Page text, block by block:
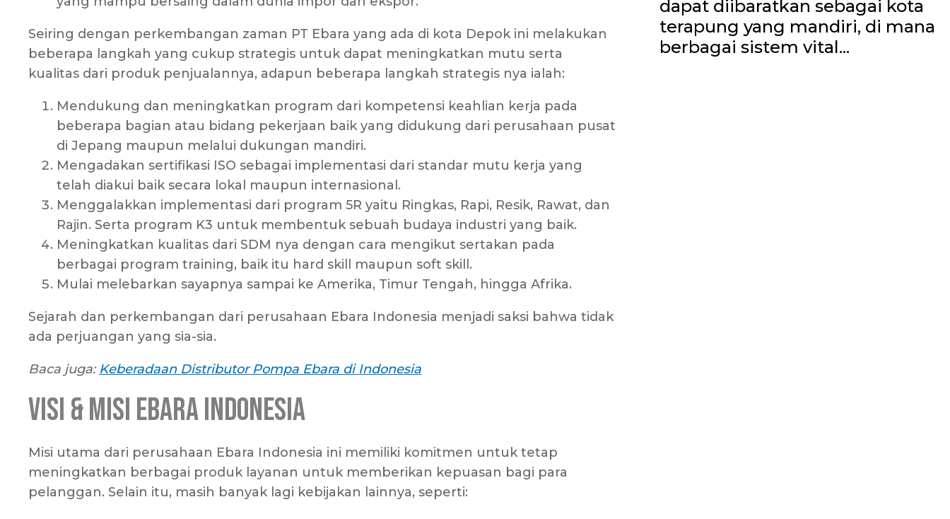
Seiring dengan perkembangan zaman PT Ebara yang ada di kota Depok ini melakukan
beberapa langkah yang cukup strategis untuk dapat meningkatkan mutu serta
kualitas dari produk penjualannya, adapun beberapa langkah strategis nya ialah:
Mendukung dan meningkatkan program dari kompetensi keahlian kerja pada
beberapa bagian atau bidang pekerjaan baik yang didukung dari perusahaan pusat
di Jepang maupun melalui dukungan mandiri.
Mengadakan sertifikasi ISO sebagai implementasi dari standar mutu kerja yang
telah diakui baik secara lokal maupun internasional.
Menggalakkan implementasi dari program 5R yaitu Ringkas, Rapi, Resik, Rawat, dan
Rajin. Serta program K3 untuk membentuk sebuah budaya industri yang baik.
Meningkatkan kualitas dari SDM nya dengan cara mengikut sertakan pada
berbagai program training, baik itu hard skill maupun soft skill.
Mulai melebarkan sayapnya sampai ke Amerika, Timur Tengah, hingga Afrika.
Sejarah dan perkembangan dari perusahaan Ebara Indonesia menjadi saksi bahwa tidak
ada perjuangan yang sia-sia.
Baca juga: Keberadaan Distributor Pompa Ebara di Indonesia
Visi & Misi Ebara Indonesia
Misi utama dari perusahaan Ebara Indonesia ini memiliki komitmen untuk tetap
meningkatkan berbagai produk layanan untuk memberikan kepuasan bagi para
pelanggan. Selain itu, masih banyak lagi kebijakan lainnya, seperti:
dapat diibaratkan sebagai kota
terapung yang mandiri, di mana
berbagai sistem vital...